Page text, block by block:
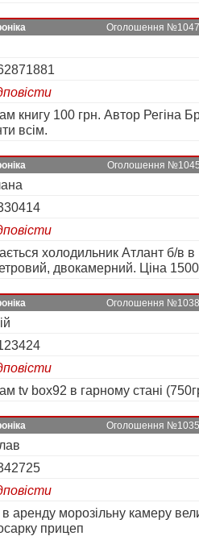
Оголошення
книгу 100 грн. Автор Регіна
всім.
Оголошення
холодильник Атлант б/в в
двокамерний. Ціна
Оголошення
tv box92 в гарному станi
Оголошення
аренду морозільну камеру
прицеп